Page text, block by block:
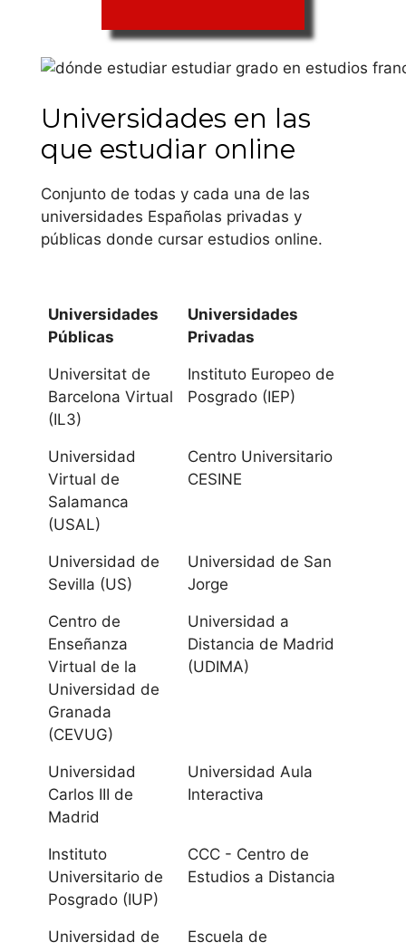
El grupo de
créditos (créditos
ETCS) puede variar
de una escuela
otra, de misma
forma que las
asignaturas de libre
Andalucía
Universidad de
Universidad de
Córdoba
Universidad de
Granada
Universidad de
Internacional de
Universidad de
Jaén
Universidad de
Universidades en las
que estudiar online
Conjunto de todas y cada una de las
universidades Españolas privadas y
públicas donde cursar estudios online.
Universidades
Públicas
Universidades
Privadas
Universitat de
Barcelona Virtual
(IL3)
Instituto Europeo de
Posgrado (IEP)
Universidad
Virtual de
Salamanca
(USAL)
Centro Universitario
CESINE
Universidad de
Sevilla (US)
Universidad de San
Jorge
Centro de
Enseñanza
Virtual de la
Universidad de
Granada
(CEVUG)
Universidad a
Distancia de Madrid
(UDIMA)
Universidad
Carlos III de
Madrid
Universidad Aula
Interactiva
Instituto
Universitario de
Posgrado (IUP)
CCC - Centro de
Estudios a Distancia
Universidad de
Escuela de